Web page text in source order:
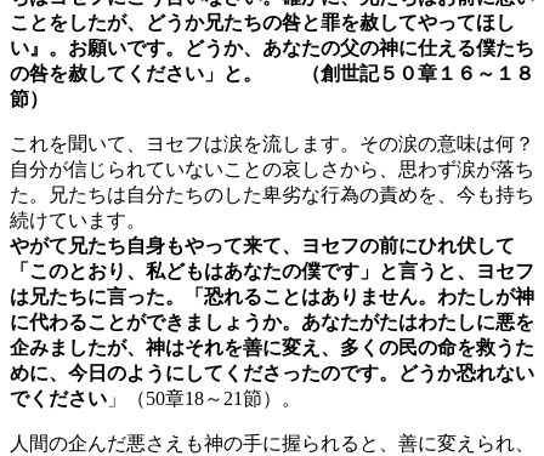
ことをしたが、どうか兄たちの咎と罪を赦してやってほし
い』。お願いです。どうか、あなたの父の神に仕える僕たち
の咎を赦してください」と。
（創世記５０章１６～１８
節）
これを聞いて、ヨセフは涙を流します。その涙の意味は何？
自分が信じられていないことの哀しさから、思わず涙が落ち
た。兄たちは自分たちのした卑劣な行為の責めを、今も持ち
続けています。
やがて兄たち自身もやって来て、ヨセフの前にひれ伏して
「このとおり、私どもはあなたの僕です」と言うと、ヨセフ
は兄たちに言った。「恐れることはありません。わたしが神
に代わることができましょうか。あなたがたはわたしに悪を
企みましたが、神はそれを善に変え、多くの民の命を救うた
めに、今日のようにしてくださったのです。どうか恐れない
でください 」（50章18～21節）。
人間の企んだ悪さえも神の手に握られると、善に変えられ、